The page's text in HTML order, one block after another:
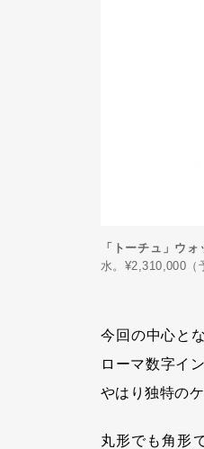
「トーチュ」ウォ
水。¥2,310,000
今回の中心と
ローマ数字イ
やはり独特の
丸形でも角形